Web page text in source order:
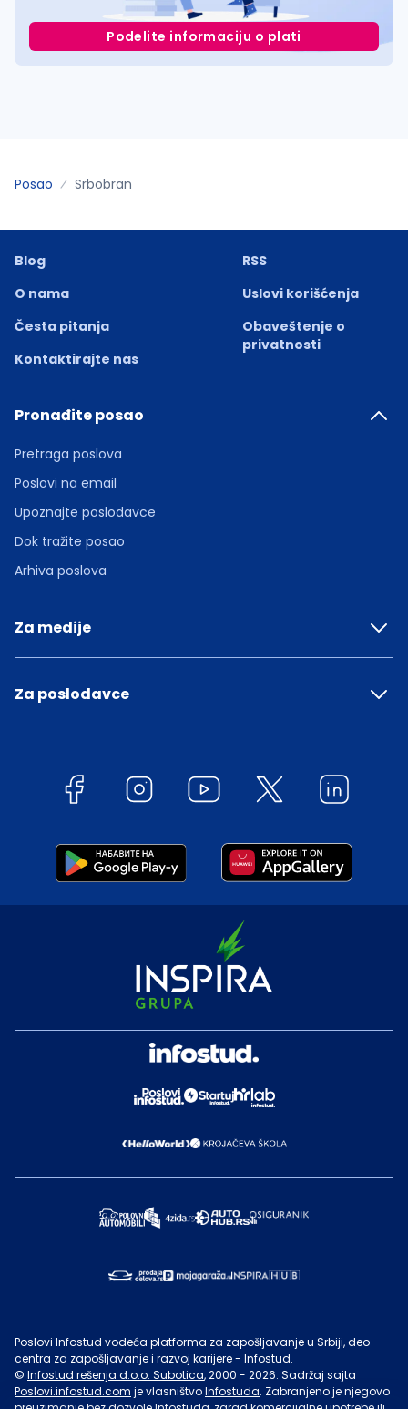
Podelite informaciju o plati
Posao Srbobran
Blog
O nama
Česta pitanja
Kontaktirajte nas
RSS
Uslovi korišćenja
Obaveštenje o
privatnosti
Pronađite posao
Pretraga poslova
Poslovi na email
Upoznajte poslodavce
Dok tražite posao
Arhiva poslova
Za medije
Za poslodavce
Poslovi Infostud vodeća platforma za zapošljavanje u Srbiji, deo
centra za zapošljavanje i razvoj karijere - Infostud.
© Infostud rešenja d.o.o. Subotica, 2000 - 2026. Sadržaj sajta
Poslovi.infostud.com je vlasništvoInfostuda. Zabranjeno je njegovo